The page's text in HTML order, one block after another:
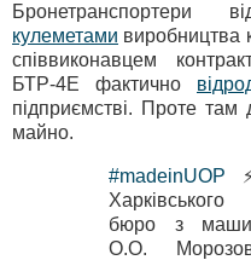
Бронетранспортери
кулеметами виробництва
співвиконавцем
БТР-4Е фактично
підприємстві. Проте там
майно.
#madeinUOP
Харківського
бюро з
O.O.